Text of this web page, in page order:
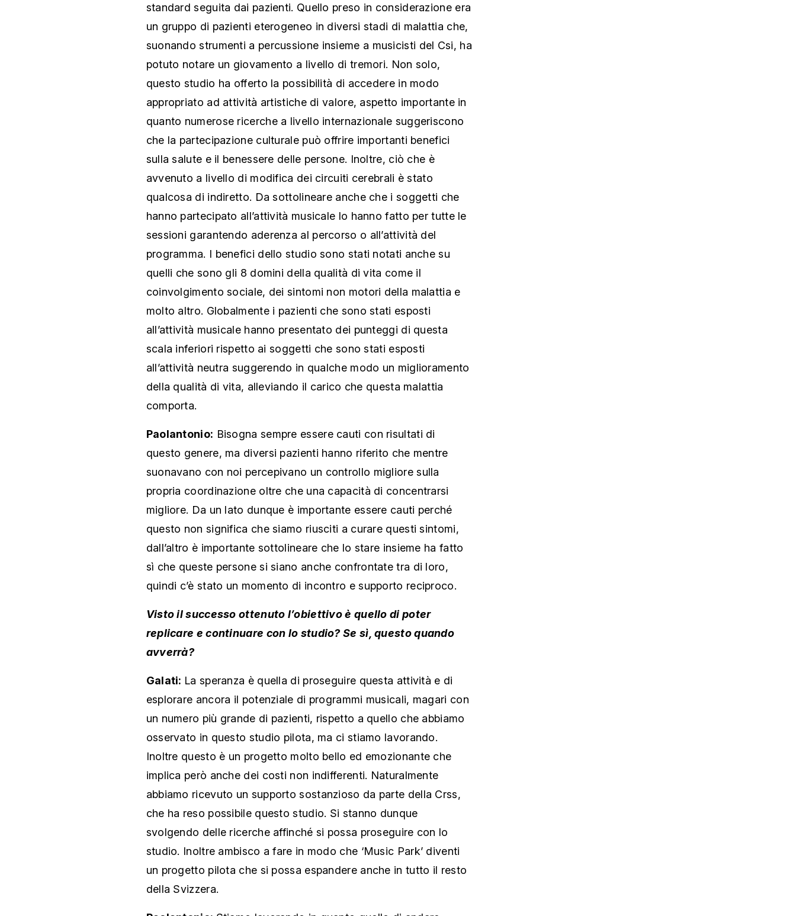
standard seguita dai pazienti. Quello preso in considerazione era
un gruppo di pazienti eterogeneo in diversi stadi di malattia che,
suonando strumenti a percussione insieme a musicisti del Csi, ha
potuto notare un giovamento a livello di tremori. Non solo,
questo studio ha offerto la possibilità di accedere in modo
appropriato ad attività artistiche di valore, aspetto importante in
quanto numerose ricerche a livello internazionale suggeriscono
che la partecipazione culturale può offrire importanti benefici
sulla salute e il benessere delle persone. Inoltre, ciò che è
avvenuto a livello di modifica dei circuiti cerebrali è stato
qualcosa di indiretto. Da sottolineare anche che i soggetti che
hanno partecipato all’attività musicale lo hanno fatto per tutte le
sessioni garantendo aderenza al percorso o all’attività del
programma. I benefici dello studio sono stati notati anche su
quelli che sono gli 8 domini della qualità di vita come il
coinvolgimento sociale, dei sintomi non motori della malattia e
molto altro. Globalmente i pazienti che sono stati esposti
all’attività musicale hanno presentato dei punteggi di questa
scala inferiori rispetto ai soggetti che sono stati esposti
all’attività neutra suggerendo in qualche modo un miglioramento
della qualità di vita, alleviando il carico che questa malattia
comporta.
Paolantonio: Bisogna sempre essere cauti con risultati di
questo genere, ma diversi pazienti hanno riferito che mentre
suonavano con noi percepivano un controllo migliore sulla
propria coordinazione oltre che una capacità di concentrarsi
migliore. Da un lato dunque è importante essere cauti perché
questo non significa che siamo riusciti a curare questi sintomi,
dall’altro è importante sottolineare che lo stare insieme ha fatto
sì che queste persone si siano anche confrontate tra di loro,
quindi c’è stato un momento di incontro e supporto reciproco.
Visto il successo ottenuto l’obiettivo è quello di poter
replicare e continuare con lo studio? Se sì, questo quando
avverrà?
Galati: La speranza è quella di proseguire questa attività e di
esplorare ancora il potenziale di programmi musicali, magari con
un numero più grande di pazienti, rispetto a quello che abbiamo
osservato in questo studio pilota, ma ci stiamo lavorando.
Inoltre questo è un progetto molto bello ed emozionante che
implica però anche dei costi non indifferenti. Naturalmente
abbiamo ricevuto un supporto sostanzioso da parte della Crss,
che ha reso possibile questo studio. Si stanno dunque
svolgendo delle ricerche affinché si possa proseguire con lo
studio. Inoltre ambisco a fare in modo che ‘Music Park’ diventi
un progetto pilota che si possa espandere anche in tutto il resto
della Svizzera.